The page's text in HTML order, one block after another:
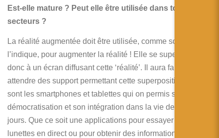
Est-elle mature ? Peut elle être utilisée dans tous les
secteurs ?
La réalité augmentée doit être utilisée, comme son nom
l’indique, pour augmenter la réalité ! Elle se superpose
donc à un écran diffusant cette ‘réalité’. Il aura fallu
attendre des support permettant cette superposition. Ce
sont les smartphones et tablettes qui on permis sa
démocratisation et son intégration dans la vie de tous les
jours. Que ce soit une applications pour essayer des
lunettes en direct ou pour obtenir des informations sur les